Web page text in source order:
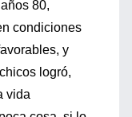
80,
condiciones
y
logró,
vida